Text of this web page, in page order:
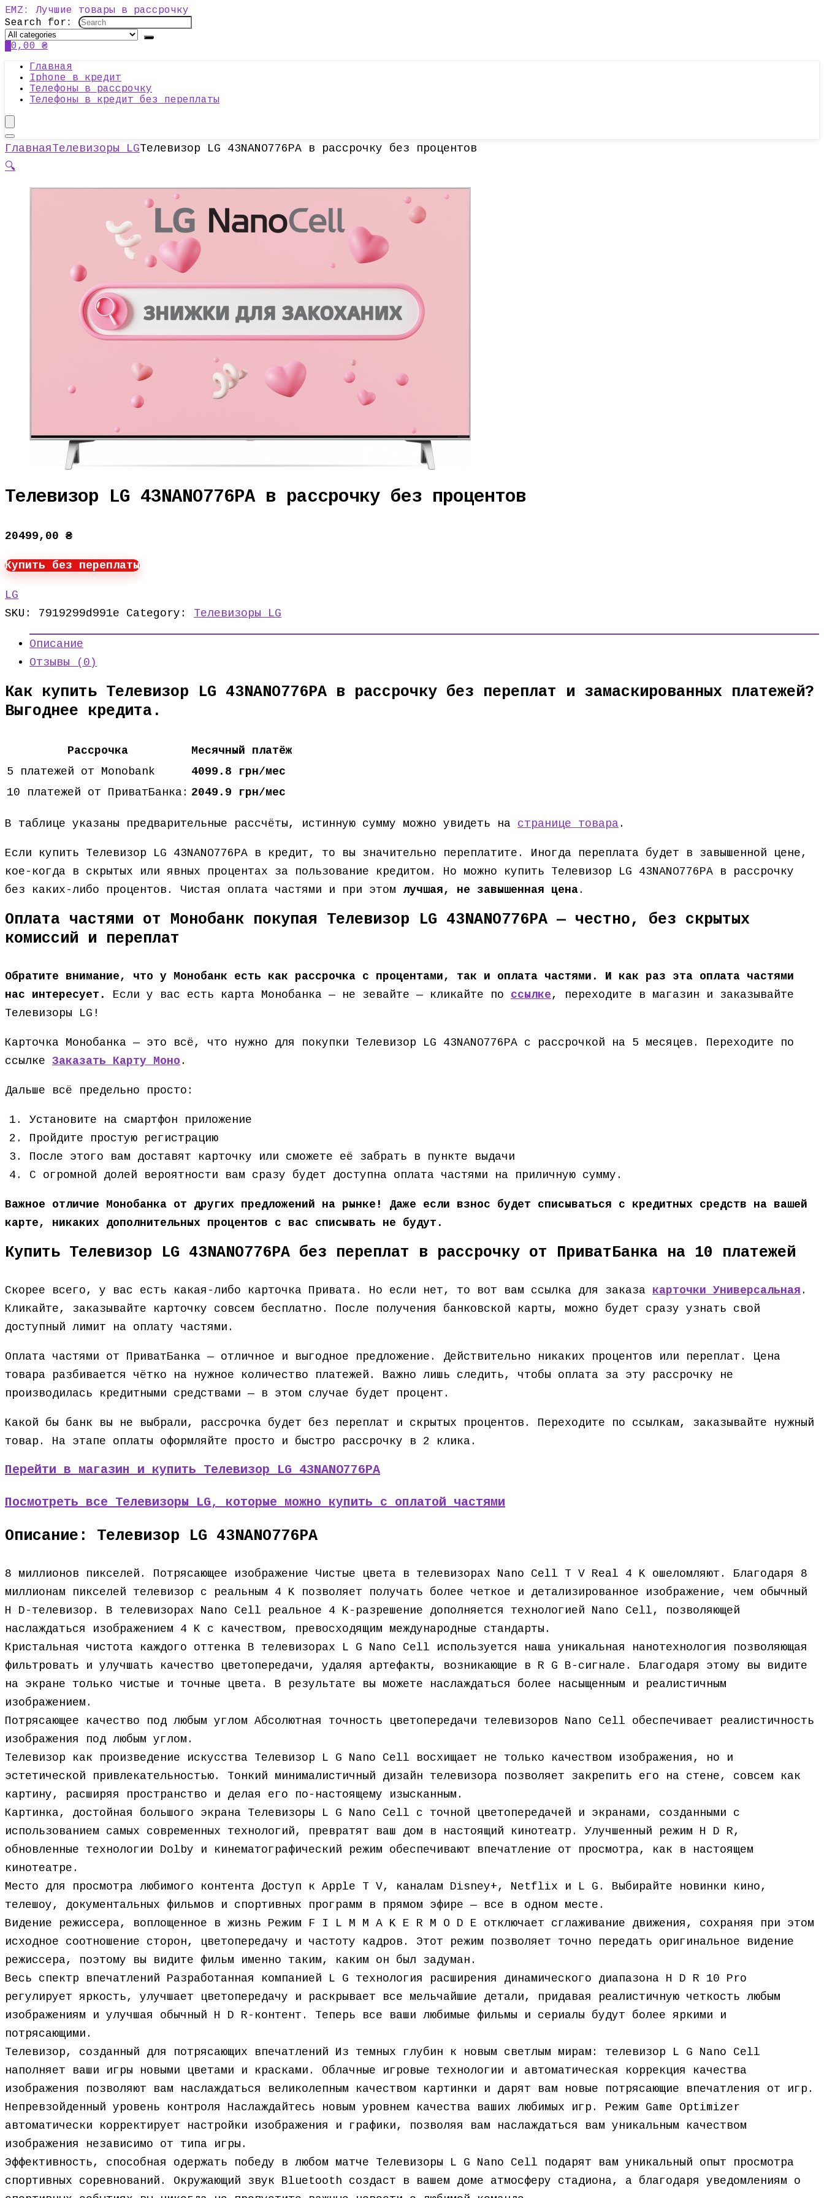
EMZ: Лучшие товары в рассрочку
Search for:
0,00 ₴
Главная
Iphone в кредит
Телефоны в рассрочку
Телефоны в кредит без переплаты
ГлавнаяТелевизоры LGТелевизор LG 43NANO776PA в рассрочку без процентов
🔍
Телевизор LG 43NANO776PA в рассрочку без процентов
20499,00 ₴
Купить без переплаты
LG
SKU: 7919299d991e Category: Телевизоры LG
Описание
Отзывы (0)
Как купить Телевизор LG 43NANO776PA в рассрочку без переплат и замаскированных платежей?
Выгоднее кредита.
Рассрочка
Месячный платёж
5 платежей от Monobank
4099.8 грн/мес
10 платежей от ПриватБанка: 2049.9 грн/мес
В таблице указаны предварительные рассчёты, истинную сумму можно увидеть на странице товара .
Если купить Телевизор LG 43NANO776PA в кредит, то вы значительно переплатите. Иногда переплата будет в завышенной цене,
кое-когда в скрытых или явных процентах за пользование кредитом. Но можно купить Телевизор LG 43NANO776PA в рассрочку
без каких-либо процентов. Чистая оплата частями и при этом лучшая, не завышенная цена .
Оплата частями от Монобанк покупая Телевизор LG 43NANO776PA — честно, без скрытых
комиссий и переплат
Обратите внимание, что у Монобанк есть как рассрочка с процентами, так и оплата частями. И как раз эта оплата частями
нас интересует.
Если у вас есть карта Монобанка — не зевайте — кликайте по ссылке, переходите в магазин и заказывайте
Телевизоры LG!
Карточка Монобанка — это всё, что нужно для покупки Телевизор LG 43NANO776PA с рассрочкой на 5 месяцев. Переходите по
ссылке Заказать Карту Моно .
Дальше всё предельно просто:
Установите на смартфон приложение
Пройдите простую регистрацию
После этого вам доставят карточку или сможете её забрать в пункте выдачи
С огромной долей вероятности вам сразу будет доступна оплата частями на приличную сумму.
Важное отличие Монобанка от других предложений на рынке! Даже если взнос будет списываться с кредитных средств на вашей
карте, никаких дополнительных процентов с вас списывать не будут.
Купить Телевизор LG 43NANO776PA без переплат в рассрочку от ПриватБанка на 10 платежей
Скорее всего, у вас есть какая-либо карточка Привата. Но если нет, то вот вам ссылка для заказа карточки Универсальная .
Кликайте, заказывайте карточку совсем бесплатно. После получения банковской карты, можно будет сразу узнать свой
доступный лимит на оплату частями.
Оплата частями от ПриватБанка — отличное и выгодное предложение. Действительно никаких процентов или переплат. Цена
товара разбивается чётко на нужное количество платежей. Важно лишь следить, чтобы оплата за эту рассрочку не
производилась кредитными средствами — в этом случае будет процент.
Какой бы банк вы не выбрали, рассрочка будет без переплат и скрытых процентов. Переходите по ссылкам, заказывайте нужный
товар. На этапе оплаты оформляйте просто и быстро рассрочку в 2 клика.
Перейти в магазин и купить Телевизор LG 43NANO776PA
Посмотреть все Телевизоры LG, которые можно купить с оплатой частями
Описание: Телевизор LG 43NANO776PA
8 миллионов пикселей. Потрясающее изображение Чистые цвета в телевизорах Nano Cell T V Real 4 K ошеломляют. Благодаря 8
миллионам пикселей телевизор с реальным 4 K позволяет получать более четкое и детализированное изображение, чем обычный
H D-телевизор. В телевизорах Nano Cell реальное 4 K-разрешение дополняется технологией Nano Cell, позволяющей
наслаждаться изображением 4 K с качеством, превосходящим международные стандарты.
Кристальная чистота каждого оттенка В телевизорах L G Nano Cell используется наша уникальная нанотехнология позволяющая
фильтровать и улучшать качество цветопередачи, удаляя артефакты, возникающие в R G B-сигнале. Благодаря этому вы видите
на экране только чистые и точные цвета. В результате вы можете наслаждаться более насыщенным и реалистичным
изображением.
Потрясающее качество под любым углом Абсолютная точность цветопередачи телевизоров Nano Cell обеспечивает реалистичность
изображения под любым углом.
Телевизор как произведение искусства Телевизор L G Nano Cell восхищает не только качеством изображения, но и
эстетической привлекательностью. Тонкий минималистичный дизайн телевизора позволяет закрепить его на стене, совсем как
картину, расширяя пространство и делая его по-настоящему изысканным.
Картинка, достойная большого экрана Телевизоры L G Nano Cell с точной цветопередачей и экранами, созданными с
использованием самых современных технологий, превратят ваш дом в настоящий кинотеатр. Улучшенный режим H D R,
обновленные технологии Dolby и кинематографический режим обеспечивают впечатление от просмотра, как в настоящем
кинотеатре.
Место для просмотра любимого контента Доступ к Apple T V, каналам Disney+, Netflix и L G. Выбирайте новинки кино,
телешоу, документальных фильмов и спортивных программ в прямом эфире — все в одном месте.
Видение режиссера, воплощенное в жизнь Режим F I L M M A K E R M O D E отключает сглаживание движения, сохраняя при этом
исходное соотношение сторон, цветопередачу и частоту кадров. Этот режим позволяет точно передать оригинальное видение
режиссера, поэтому вы видите фильм именно таким, каким он был задуман.
Весь спектр впечатлений Разработанная компанией L G технология расширения динамического диапазона H D R 10 Pro
регулирует яркость, улучшает цветопередачу и раскрывает все мельчайшие детали, придавая реалистичную четкость любым
изображениям и улучшая обычный H D R-контент. Теперь все ваши любимые фильмы и сериалы будут более яркими и
потрясающими.
Телевизор, созданный для потрясающих впечатлений Из темных глубин к новым светлым мирам: телевизор L G Nano Cell
наполняет ваши игры новыми цветами и красками. Облачные игровые технологии и автоматическая коррекция качества
изображения позволяют вам наслаждаться великолепным качеством картинки и дарят вам новые потрясающие впечатления от игр.
Непревзойденный уровень контроля Наслаждайтесь новым уровнем качества ваших любимых игр. Режим Game Optimizer
автоматически корректирует настройки изображения и графики, позволяя вам наслаждаться вам уникальным качеством
изображения независимо от типа игры.
Эффективность, способная одержать победу в любом матче Телевизоры L G Nano Cell подарят вам уникальный опыт просмотра
спортивных соревнований. Окружающий звук Bluetooth создаст в вашем доме атмосферу стадиона, а благодаря уведомлениям о